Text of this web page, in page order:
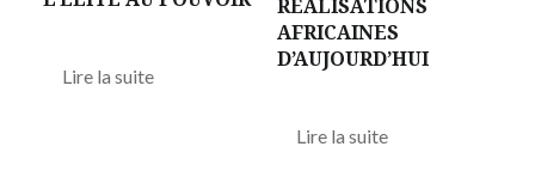
Lire la suite
REALISATIONS
AFRICAINES
D’AUJOURD’HUI
Lire la suite